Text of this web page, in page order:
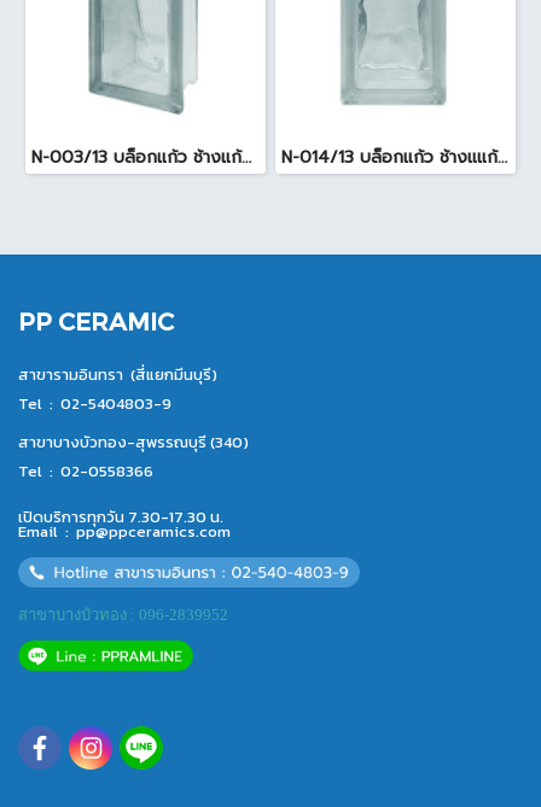
N-003/13 บล็อกแก้ว ช้างแก้ว WOW พริ้วแก้ว ( 24x11.5x8cm ) N-014/13 บล็อกแก้ว ช้างแแก้ว WOW หยาดเพชร ( 24x11.5x8 cm.)
PP CERAMIC
สาขารามอินทรา (สี่แยกมีนบุรี)
Tel : 02-5404803-9
สาขาบางบัวทอง-สุพรรณบุรี (340)
Tel : 02-0558366
เปิดบริการทุกวัน 7.30-17.30 น.
Email : pp@ppceramics.com
สาขาบางบัวทอง : 096-2839952